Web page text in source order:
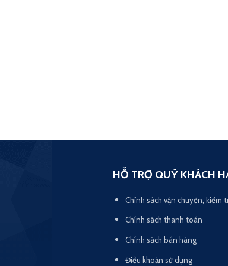
HỖ TRỢ QUÝ KHÁCH
Chính sách vận chuyển, kiểm
Chính sách thanh toán
Chính sách bán hàng
Điều khoản sử dụng